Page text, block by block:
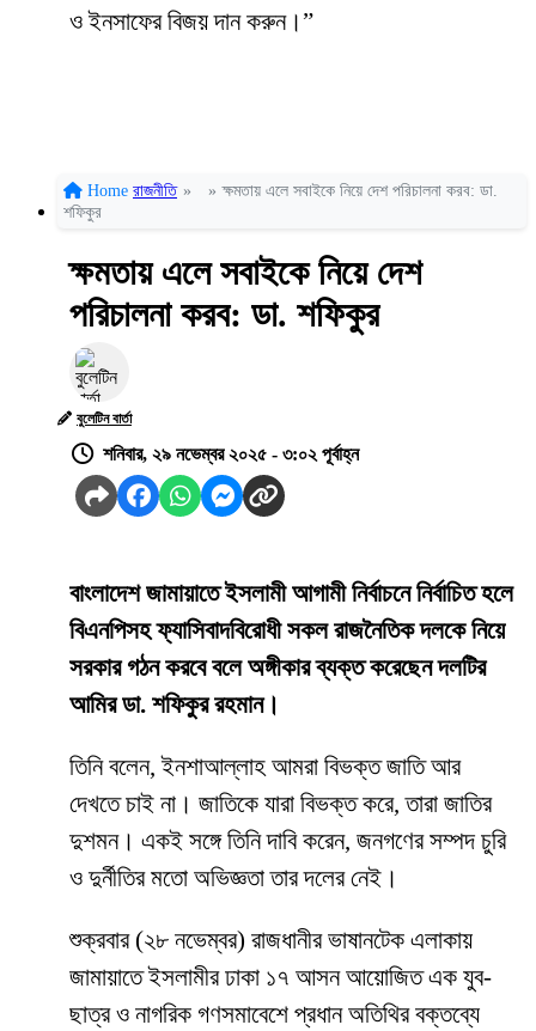
ও ইনসাফের বিজয় দান করুন।”
Home রাজনীতি » » ক্ষমতায় এলে সবাইকে নিয়ে দেশ পরিচালনা করব: ডা.
শফিকুর
ক্ষমতায় এলে সবাইকে নিয়ে দেশ
পরিচালনা করব: ডা. শফিকুর
বুলেটিন বার্তা
শনিবার, ২৯ নভেম্বর ২০২৫ - ৩:০২ পূর্বাহ্ন
বাংলাদেশ জামায়াতে ইসলামী আগামী নির্বাচনে নির্বাচিত হলে
বিএনপিসহ ফ্যাসিবাদবিরোধী সকল রাজনৈতিক দলকে নিয়ে
সরকার গঠন করবে বলে অঙ্গীকার ব্যক্ত করেছেন দলটির
আমির ডা. শফিকুর রহমান।
তিনি বলেন, ইনশাআল্লাহ আমরা বিভক্ত জাতি আর
দেখতে চাই না। জাতিকে যারা বিভক্ত করে, তারা জাতির
দুশমন। একই সঙ্গে তিনি দাবি করেন, জনগণের সম্পদ চুরি
ও দুর্নীতির মতো অভিজ্ঞতা তার দলের নেই।
শুক্রবার (২৮ নভেম্বর) রাজধানীর ভাষানটেক এলাকায়
জামায়াতে ইসলামীর ঢাকা ১৭ আসন আয়োজিত এক যুব-
ছাত্র ও নাগরিক গণসমাবেশে প্রধান অতিথির বক্তব্যে